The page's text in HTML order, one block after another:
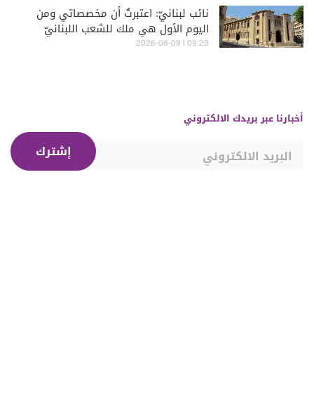
نائب لبنانيّ: اعتبرتُ أن مخصصاتي ومن
اليوم الأول هي ملك للشعب اللبنانيّ
09:23 | 2026-08-09
أخبارنا عبر بريدك الالكتروني
إشترك